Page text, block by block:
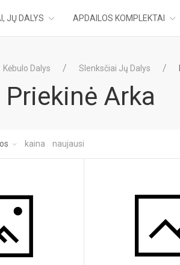
JŲ DALYS APDAILOS KOMPLEKTAI
Kėbulo Dalys Slenksčiai Jų Dalys
Priekinė Arka
kaina naujausi